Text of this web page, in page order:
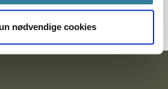
nødvendige cookies